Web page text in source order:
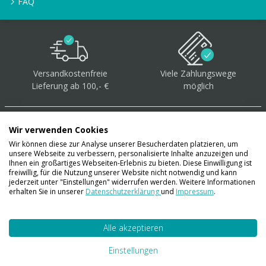
Versandkostenfreie
Lieferung ab 100,- €
Viele Zahlungswege
möglich
Über 40.000 Artikel auf
Lager
Wir verwenden Cookies
Wir können diese zur Analyse unserer Besucherdaten platzieren, um
unsere Webseite zu verbessern, personalisierte Inhalte anzuzeigen und
Ihnen ein großartiges Webseiten-Erlebnis zu bieten. Diese Einwilligung ist
freiwillig, für die Nutzung unserer Website nicht notwendig und kann
jederzeit unter "Einstellungen" widerrufen werden. Weitere Informationen
erhalten Sie in unserer Datenschutzerklärungund Impressum.
Alle akzeptieren
Einstellungen